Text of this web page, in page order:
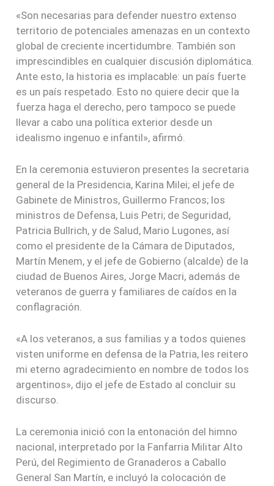
«Son necesarias para defender nuestro extenso
territorio de potenciales amenazas en un contexto
global de creciente incertidumbre. También son
imprescindibles en cualquier discusión diplomática.
Ante esto, la historia es implacable: un país fuerte
es un país respetado. Esto no quiere decir que la
fuerza haga el derecho, pero tampoco se puede
llevar a cabo una política exterior desde un
idealismo ingenuo e infantil», afirmó.
En la ceremonia estuvieron presentes la secretaria
general de la Presidencia, Karina Milei; el jefe de
Gabinete de Ministros, Guillermo Francos; los
ministros de Defensa, Luis Petri; de Seguridad,
Patricia Bullrich, y de Salud, Mario Lugones, así
como el presidente de la Cámara de Diputados,
Martín Menem, y el jefe de Gobierno (alcalde) de la
ciudad de Buenos Aires, Jorge Macri, además de
veteranos de guerra y familiares de caídos en la
conflagración.
«A los veteranos, a sus familias y a todos quienes
visten uniforme en defensa de la Patria, les reitero
mi eterno agradecimiento en nombre de todos los
argentinos», dijo el jefe de Estado al concluir su
discurso.
La ceremonia inició con la entonación del himno
nacional, interpretado por la Fanfarria Militar Alto
Perú, del Regimiento de Granaderos a Caballo
General San Martín, e incluyó la colocación de